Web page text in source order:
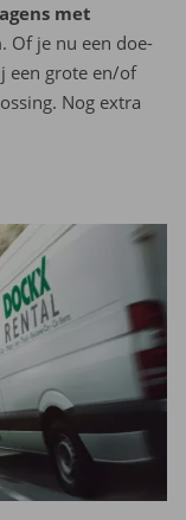
met
. Of je nu een doe-
een grote en/of
Nog extra